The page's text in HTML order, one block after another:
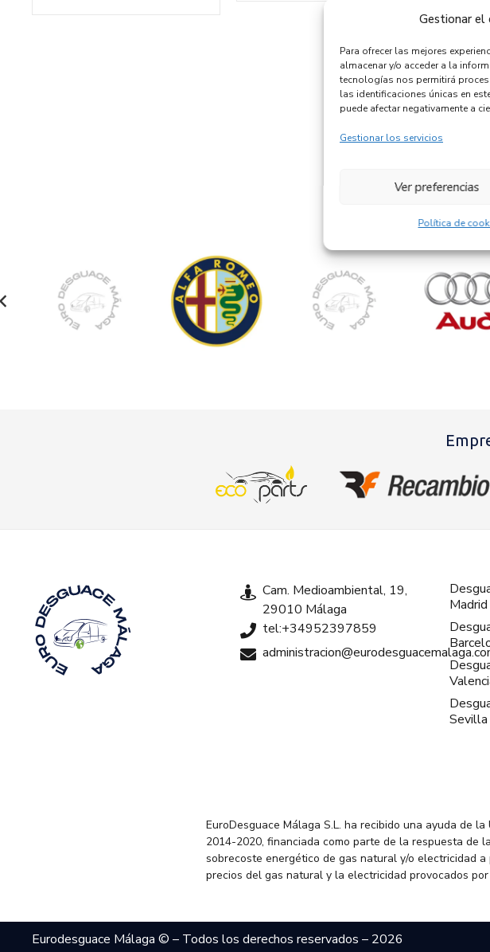
Gestionar el
Para ofrecer las mejores
almacenar y/o acceder a la
tecnologías nos permitirá
las identificaciones únicas en
puede afectar negativamente a
Gestionar los servicios
Ver preferencias
Política de
1 2
Descubra
Cam. Medioambiental, 19,
29010 Málaga
tel:+34952397859
Madrid
Sevilla
EuroDesguace Málaga S.L. ha recibido una ayuda de
2014-2020, financiada como parte de la respuesta de
sobrecoste energético de gas natural y/o electricidad
precios del gas natural y la electricidad provocados
Eurodesguace Málaga © – Todos los derechos reservados – 2026